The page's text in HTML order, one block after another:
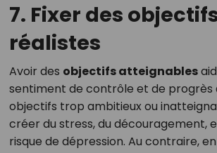
7. Fixer des
réalistes
Avoir des objectifs atteignables
sentiment de contrôle et de progrès
objectifs trop ambitieux ou
créer du stress, du découragement,
risque de dépression. Au contraire,